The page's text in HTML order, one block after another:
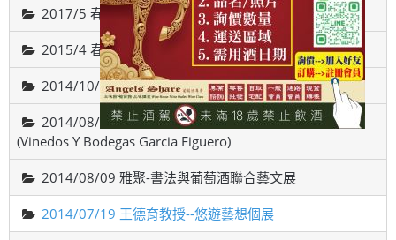
2017/5 春之氣泡酒試飲博覽會
2015/4 春之氣泡酒試飲博覽會
2014/10/18智利-威帝偉士酒廠品酒會(VALDIVIESO)
2014/08/22 西班牙斗羅河產區，費加洛酒莊品酒會
(Vinedos Y Bodegas Garcia Figuero)
2014/08/09 雅聚-書法與葡萄酒聯合藝文展
2014/07/19 王德育教授--悠遊藝想個展